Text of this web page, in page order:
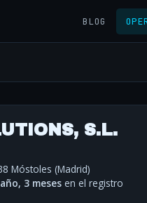
BLOG
S.L.
Móstoles (Madrid)
3 meses en el registro